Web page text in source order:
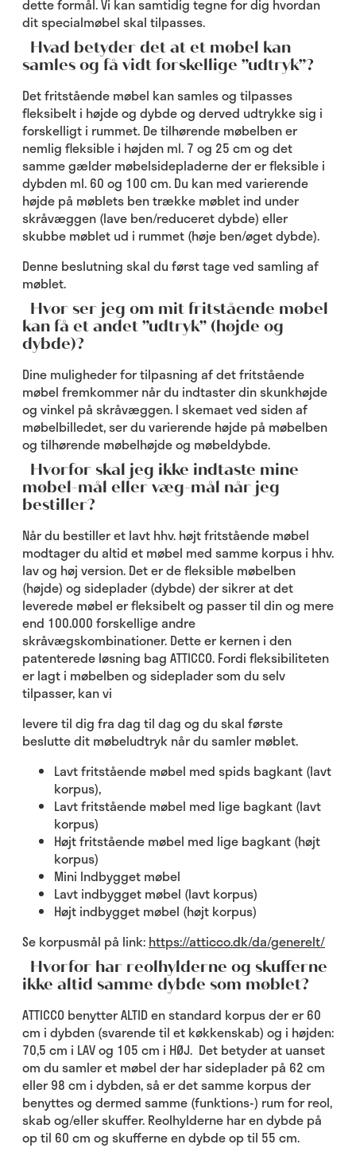
dette formål. Vi kan samtidig tegne for dig hvordan
dit specialmøbel skal tilpasses.
Hvad betyder det at et møbel kan
samles og få vidt forskellige ”udtryk”?
Det fritstående møbel kan samles og tilpasses
fleksibelt i højde og dybde og derved udtrykke sig i
forskelligt i rummet. De tilhørende møbelben er
nemlig fleksible i højden ml. 7 og 25 cm og det
samme gælder møbelsidepladerne der er fleksible i
dybden ml. 60 og 100 cm. Du kan med varierende
højde på møblets ben trække møblet ind under
skråvæggen (lave ben/reduceret dybde) eller
skubbe møblet ud i rummet (høje ben/øget dybde).
Denne beslutning skal du først tage ved samling af
møblet.
Hvor ser jeg om mit fritstående møbel
kan få et andet ”udtryk” (højde og
dybde)?
Dine muligheder for tilpasning af det fritstående
møbel fremkommer når du indtaster din skunkhøjde
og vinkel på skråvæggen. I skemaet ved siden af
møbelbilledet, ser du varierende højde på møbelben
og tilhørende møbelhøjde og møbeldybde.
Hvorfor skal jeg ikke indtaste mine
møbel-mål eller væg-mål når jeg
bestiller?
Når du bestiller et lavt hhv. højt fritstående møbel
modtager du altid et møbel med samme korpus i hhv.
lav og høj version. Det er de fleksible møbelben
(højde) og sideplader (dybde) der sikrer at det
leverede møbel er fleksibelt og passer til din og mere
end 100.000 forskellige andre
skråvægskombinationer. Dette er kernen i den
patenterede løsning bag ATTICCO. Fordi fleksibiliteten
er lagt i møbelben og sideplader som du selv
tilpasser, kan vi
levere til dig fra dag til dag og du skal første
beslutte dit møbeludtryk når du samler møblet.
Lavt fritstående møbel med spids bagkant (lavt
korpus),
Lavt fritstående møbel med lige bagkant (lavt
korpus)
Højt fritstående møbel med lige bagkant (højt
korpus)
Mini Indbygget møbel
Lavt indbygget møbel (lavt korpus)
Højt indbygget møbel (højt korpus)
Se korpusmål på link: https://atticco.dk/da/generelt/
Hvorfor har reolhylderne og skufferne
ikke altid samme dybde som møblet?
ATTICCO benytter ALTID en standard korpus der er 60
cm i dybden (svarende til et køkkenskab) og i højden:
70,5 cm i LAV og 105 cm i HØJ. Det betyder at uanset
om du samler et møbel der har sideplader på 62 cm
eller 98 cm i dybden, så er det samme korpus der
benyttes og dermed samme (funktions-) rum for reol,
skab og/eller skuffer. Reolhylderne har en dybde på
op til 60 cm og skufferne en dybde op til 55 cm.